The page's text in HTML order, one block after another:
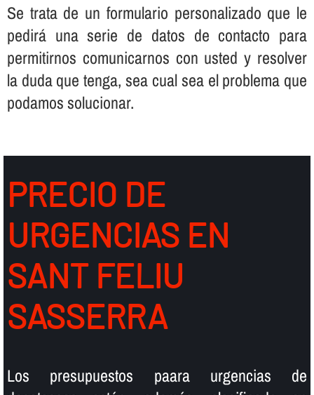
Se trata de un formulario personalizado que le
pedirá una serie de datos de contacto para
permitirnos comunicarnos con usted y resolver
la duda que tenga, sea cual sea el problema que
podamos solucionar.
PRECIO DE
URGENCIAS EN
SANT FELIU
SASSERRA
Los presupuestos paara urgencias de